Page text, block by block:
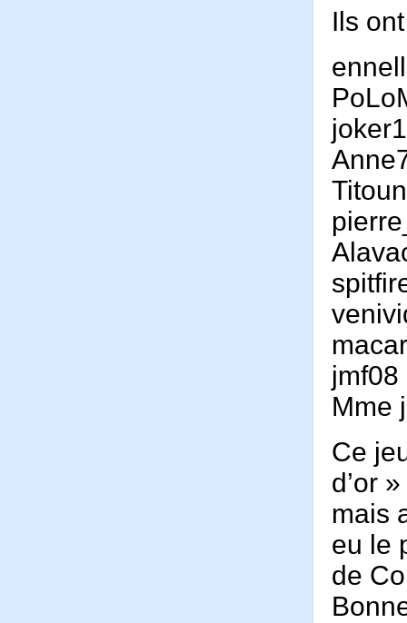
Ils
jmf08
Ce
d’or
mais
eu le
de